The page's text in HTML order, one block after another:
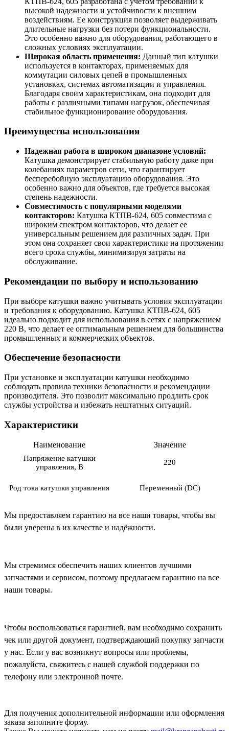
высокой надежности и устойчивости к внешним
воздействиям. Ее конструкция позволяет выдерживать
длительные нагрузки без потери функциональности.
Это особенно важно для оборудования, работающего в
сложных условиях эксплуатации.
Широкая область применения: Данный тип катушки
используется в контакторах, применяемых для
коммутации силовых цепей в промышленных
установках, системах автоматизации и управления.
Благодаря своим характеристикам, она подходит для
работы с различными типами нагрузок, обеспечивая
стабильное функционирование оборудования.
Преимущества использования
Надежная работа в широком диапазоне условий:
Катушка демонстрирует стабильную работу даже при
колебаниях параметров сети, что гарантирует
бесперебойную эксплуатацию оборудования. Это
особенно важно для объектов, где требуется высокая
степень надежности.
Совместимость с популярными моделями
контакторов: Катушка КТПВ-624, 605 совместима с
широким спектром контакторов, что делает ее
универсальным решением для различных задач. При
этом она сохраняет свои характеристики на протяжении
всего срока службы, минимизируя затраты на
обслуживание.
Рекомендации по выбору и использованию
При выборе катушки важно учитывать условия эксплуатации
и требования к оборудованию. Катушка КТПВ-624, 605
идеально подходит для использования в сетях с напряжением
220 В, что делает ее оптимальным решением для большинства
промышленных и коммерческих объектов.
Обеспечение безопасности
При установке и эксплуатации катушки необходимо
соблюдать правила техники безопасности и рекомендации
производителя. Это позволит максимально продлить срок
службы устройства и избежать нештатных ситуаций.
Характеристики
Наименование Значение
Напряжение катушки
управления, В
220
Род тока катушки управления Переменный (DC)
Мы предоставляем гарантию на все наши товары, чтобы вы
были уверены в их качестве и надёжности.
Мы стремимся обеспечить наших клиентов лучшими
запчастями и сервисом, поэтому предлагаем гарантию на все
наши товары.
Чтобы воспользоваться гарантией, вам необходимо сохранить
чек или другой документ, подтверждающий покупку запчасти
у нас. Если у вас возникнут вопросы или проблемы,
пожалуйста, свяжитесь с нашей службой поддержки по
телефону или электронной почте.
Для получения дополнительной информации или оформления
заказа заполните форму.